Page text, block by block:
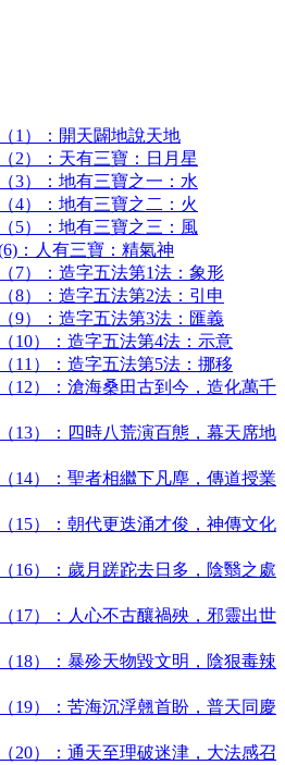
1）：開天闢地說天地
2）：天有三寶：日月星
3）：地有三寶之一：水
4）：地有三寶之二：火
5）：地有三寶之三：風
：人有三寶：精氣神
7）：造字五法第1法：象形
8）：造字五法第2法：引申
9）：造字五法第3法：匯義
10）：造字五法第4法：示意
11）：造字五法第5法：挪移
12）：滄海桑田古到今，造化萬千
13）：四時八荒演百態，幕天席地
14）：聖者相繼下凡塵，傳道授業
15）：朝代更迭涌才俊，神傳文化
16）：歲月蹉跎去日多，陰翳之處
17）：人心不古釀禍殃，邪靈出世
18）：暴殄天物毀文明，陰狠毒辣
19）：苦海沉浮翹首盼，普天同慶
20）：通天至理破迷津，大法感召